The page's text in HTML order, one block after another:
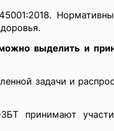
выделить и
задачи и
принимают